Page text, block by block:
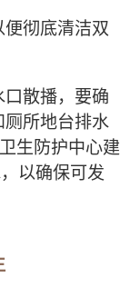
彻底清洁双
散播，要确
所地台排水
生防护中心建
以确保可发